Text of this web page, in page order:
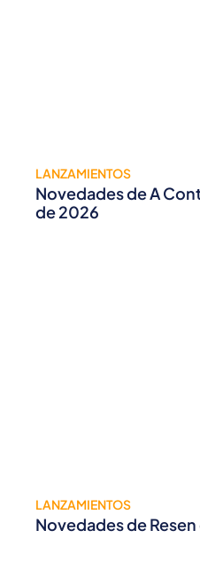
LANZAMIENTOS
Novedades de A
de 2026
LANZAMIENTOS
Novedades de